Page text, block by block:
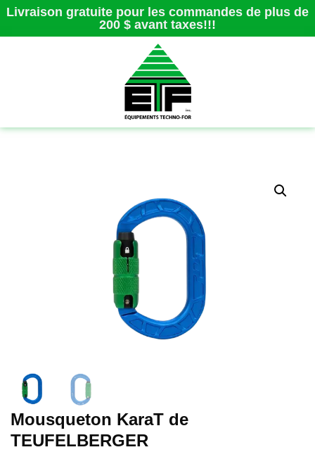
Livraison gratuite pour les commandes de plus de
200 $ avant taxes!!!
Mousqueton KaraT de
TEUFELBERGER